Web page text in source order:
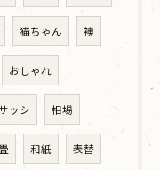
猫ちゃん 襖
おしゃれ
ッシ 相場
和紙 表替